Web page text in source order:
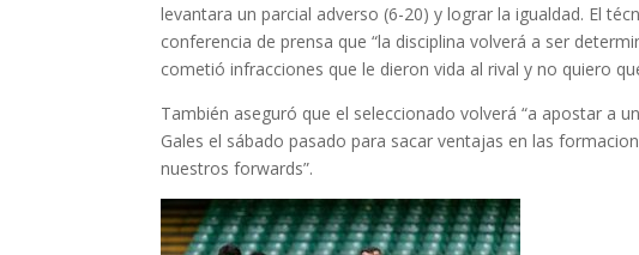
levantara un parcial adverso (6-20) y lograr la igualdad. El
conferencia de prensa que “la disciplina volverá a ser
cometió infracciones que le dieron vida al rival y no quiero
También aseguró que el seleccionado volverá “a apostar a
Gales el sábado pasado para sacar ventajas en las
nuestros forwards”.